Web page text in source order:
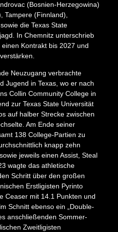
(Bosnien-Herzegowina)
Tampere (Finnland),
die Texas State
In Chemnitz unterschrieb
Kontrakt bis 2027 und
Neuzugang verbrachte
Jugend in Texas, wo er nach
Collin Community College in
zur Texas State Universität
auf halber Strecke zwischen
Am Ende seiner
138 College-Partien zu
knapp zehn
jeweils einen Assist, Steal
wagte das athletische
Schritt über den großen
Erstligisten Pyrinto
Ceaser mit 14.1 Punkten und
Schnitt ebenso ein „Double-
anschließenden Sommer-
Zweitligisten